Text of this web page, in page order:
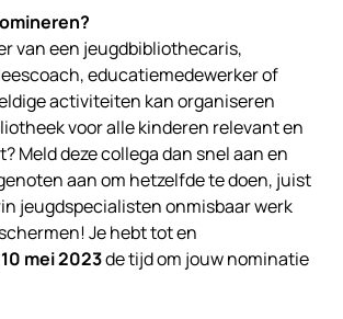
van een jeugdbibliothecaris,
educatiemedewerker of
activiteiten kan organiseren
voor alle kinderen relevant en
Meld deze collega dan snel aan en
aan om hetzelfde te doen, juist
jeugdspecialisten onmisbaar werk
Je hebt tot en
mei 2023de tijd om jouw nominatie